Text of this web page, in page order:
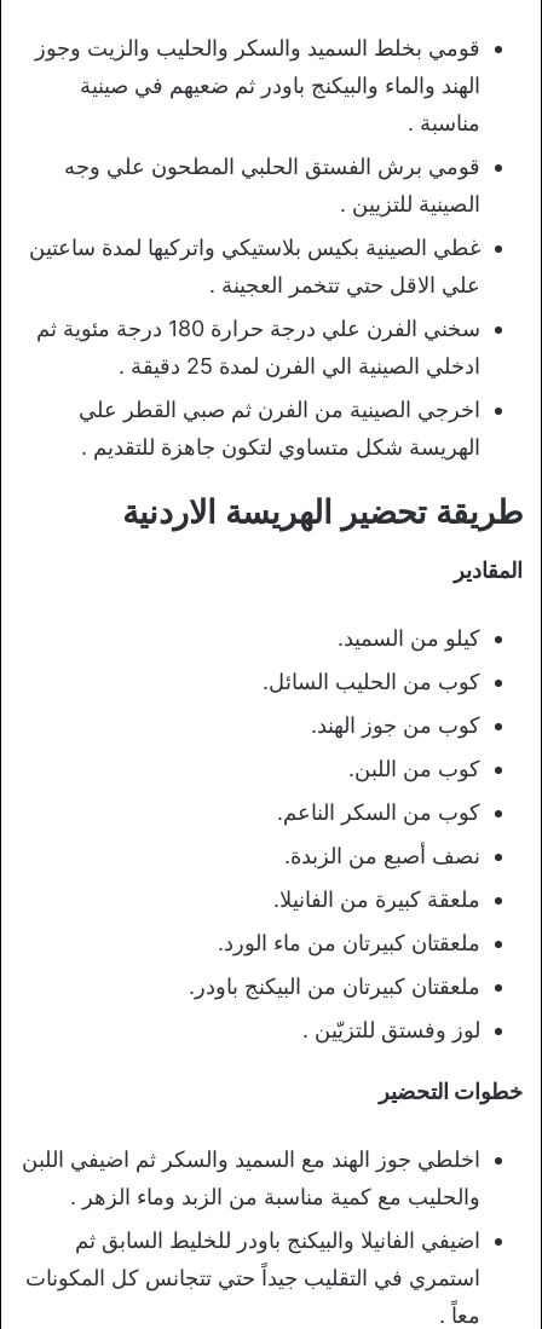
قومي بخلط السميد والسكر والحليب والزيت وجوز
الهند والماء والبيكنج باودر ثم ضعيهم في صينية
مناسبة .
قومي برش الفستق الحلبي المطحون علي وجه
الصينية للتزيين .
غطي الصينية بكيس بلاستيكي واتركيها لمدة ساعتين
علي الاقل حتي تتخمر العجينة .
سخني الفرن علي درجة حرارة 180 درجة مئوية ثم
ادخلي الصينية الي الفرن لمدة 25 دقيقة .
اخرجي الصينية من الفرن ثم صبي القطر علي
الهريسة شكل متساوي لتكون جاهزة للتقديم .
طريقة تحضير الهريسة الاردنية
المقادير
كيلو من السميد.
كوب من الحليب السائل.
كوب من جوز الهند.
كوب من اللبن.
كوب من السكر الناعم.
نصف أصبع من الزبدة.
ملعقة كبيرة من الفانيلا.
ملعقتان كبيرتان من ماء الورد.
ملعقتان كبيرتان من البيكنج باودر.
لوز وفستق للتزيّين .
خطوات التحضير
اخلطي جوز الهند مع السميد والسكر ثم اضيفي اللبن
والحليب مع كمية مناسبة من الزبد وماء الزهر .
اضيفي الفانيلا والبيكنج باودر للخليط السابق ثم
استمري في التقليب جيداً حتي تتجانس كل المكونات
معاً .